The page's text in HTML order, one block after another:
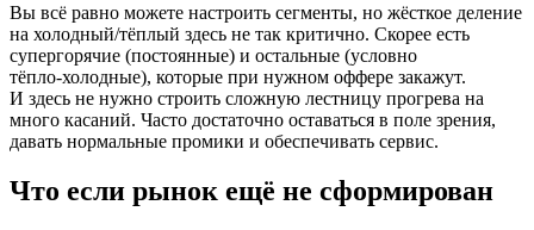
Вы всё равно можете настроить сегменты, но жёсткое деление
на холодный/тёплый здесь не так критично. Скорее есть
супергорячие (постоянные) и остальные (условно
тёпло‑холодные), которые при нужном оффере закажут.
И здесь не нужно строить сложную лестницу прогрева на
много касаний. Часто достаточно оставаться в поле зрения,
давать нормальные промики и обеспечивать сервис.
Что если рынок ещё не сформирован